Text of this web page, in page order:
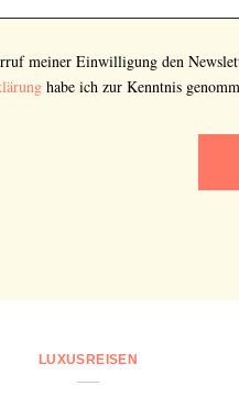
meiner Einwilligung den
habe ich zur Kenntnis
LUXUSREISEN